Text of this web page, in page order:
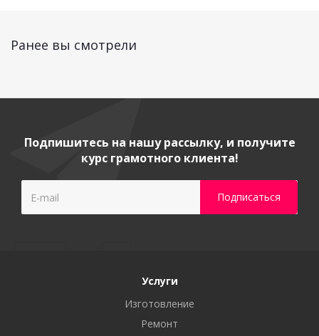
Ранее вы смотрели
Подпишитесь на нашу рассылку, и получите
курс грамотного клиента!
Услуги
Изготовление
Ремонт